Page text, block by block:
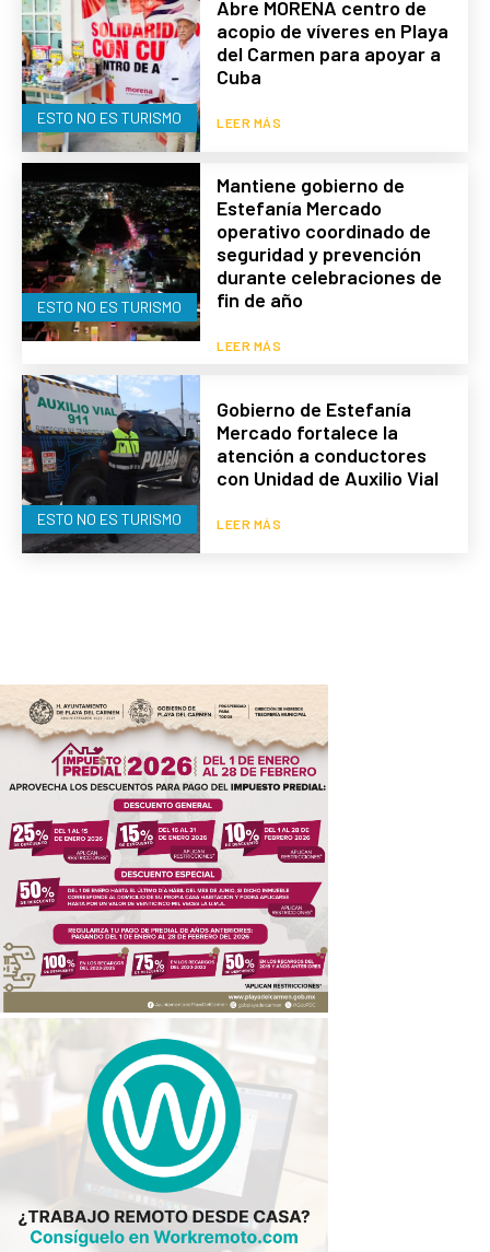
ESTO NO ES TURISMO
Abre MORENA centro de
acopio de víveres en Playa
del Carmen para apoyar a
Cuba
LEER MÁS
ESTO NO ES TURISMO
Mantiene gobierno de
Estefanía Mercado
operativo coordinado de
seguridad y prevención
durante celebraciones de
fin de año
LEER MÁS
ESTO NO ES TURISMO
Gobierno de Estefanía
Mercado fortalece la
atención a conductores
con Unidad de Auxilio Vial
LEER MÁS